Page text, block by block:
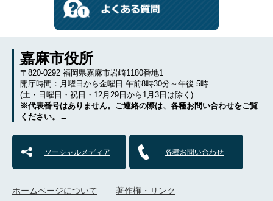
嘉麻市役所
〒820-0292 福岡県嘉麻市岩崎1180番地1
開庁時間：月曜日から金曜日 午前8時30分～午後 5時
(土・日曜日・祝日・12月29日から1月3日は除く)
※代表番号はありません。ご連絡の際は、各種お問い合わせをご覧
ください。→
ソーシャルメディア 各種お問い合わせ
ホームページについて 著作権・リンク